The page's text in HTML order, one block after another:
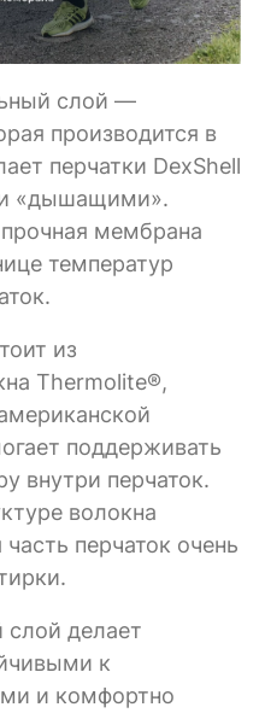
слой —
производится в
перчатки DexShell
«дышащими».
мембрана
температур
из
Thermolite®,
поддерживать
внутри перчаток.
волокна
перчаток очень
делает
к
и комфортно